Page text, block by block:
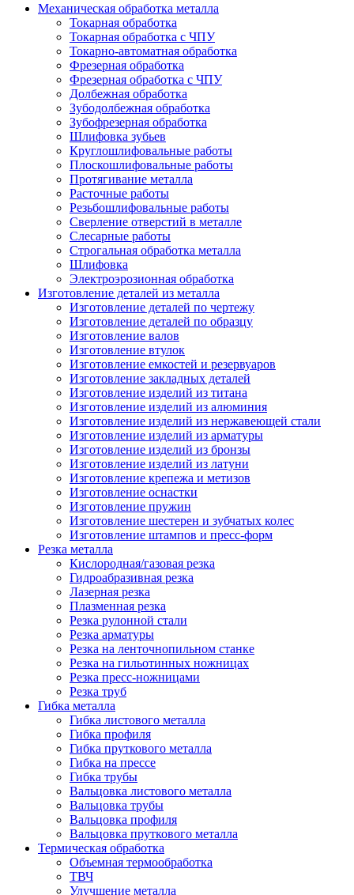
Механическая обработка металла
Токарная обработка
Токарная обработка с ЧПУ
Токарно-автоматная обработка
Фрезерная обработка
Фрезерная обработка c ЧПУ
Долбежная обработка
Зубодолбежная обработка
Зубофрезерная обработка
Шлифовка зубьев
Круглошлифовальные работы
Плоскошлифовальные работы
Протягивание металла
Расточные работы
Резьбошлифовальные работы
Сверление отверстий в металле
Слесарные работы
Строгальная обработка металла
Шлифовка
Электроэрозионная обработка
Изготовление деталей из металла
Изготовление деталей по чертежу
Изготовление деталей по образцу
Изготовление валов
Изготовление втулок
Изготовление емкостей и резервуаров
Изготовление закладных деталей
Изготовление изделий из титана
Изготовление изделий из алюминия
Изготовление изделий из нержавеющей стали
Изготовление изделий из арматуры
Изготовление изделий из бронзы
Изготовление изделий из латуни
Изготовление крепежа и метизов
Изготовление оснастки
Изготовление пружин
Изготовление шестерен и зубчатых колес
Изготовление штампов и пресс-форм
Резка металла
Кислородная/газовая резка
Гидроабразивная резка
Лазерная резка
Плазменная резка
Резка рулонной стали
Резка арматуры
Резка на ленточнопильном станке
Резка на гильотинных ножницах
Резка пресс-ножницами
Резка труб
Гибка металла
Гибка листового металла
Гибка профиля
Гибка пруткового металла
Гибка на прессе
Гибка трубы
Вальцовка листового металла
Вальцовка трубы
Вальцовка профиля
Вальцовка пруткового металла
Термическая обработка
Объемная термообработка
ТВЧ
Улучшение металла